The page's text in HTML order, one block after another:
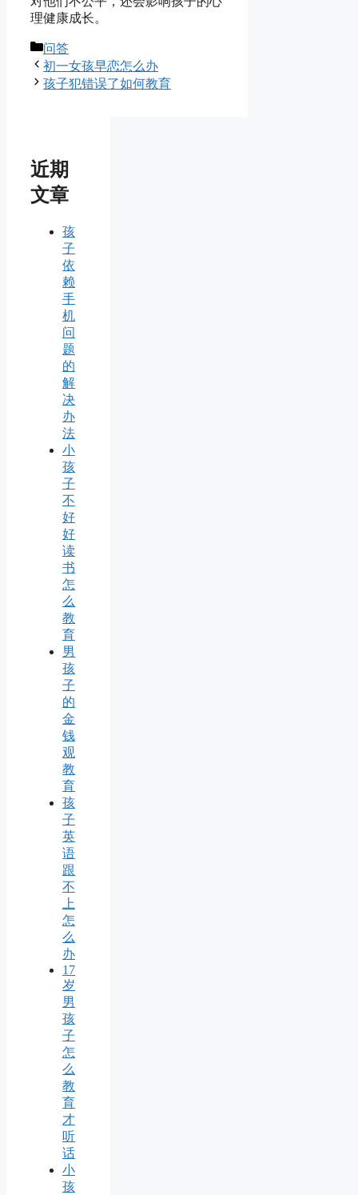
理健康成长。
分
类
问答
初一女孩早恋怎么办
孩子犯错误了如何教育
近期
文章
孩
子
依
赖
手
机
问
题
的
解
决
办
法
小
孩
子
不
好
好
读
书
怎
么
教
育
男
孩
子
的
金
钱
观
教
育
孩
子
英
语
跟
不
上
怎
么
办
17
岁
男
孩
子
怎
么
教
育
才
听
话
小
孩